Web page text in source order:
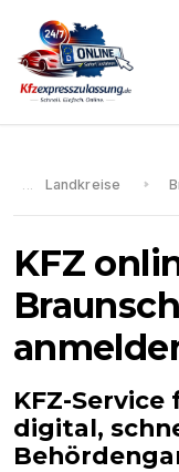
Landkreise
KFZ
KFZ-Service
digital,